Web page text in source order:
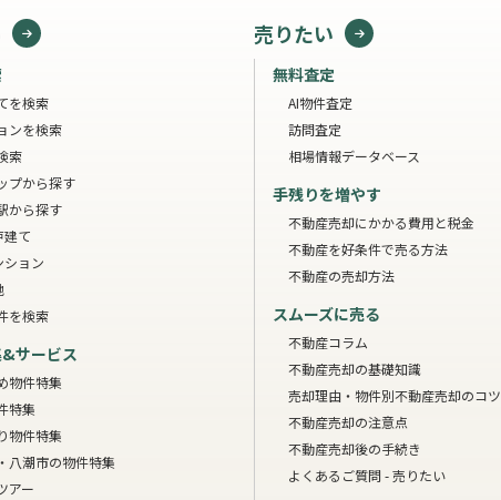
を検索
ンを検索
索
プから探す
から探す
建て
ション
を検索
サービス
物件特集
特集
物件特集
八潮市の物件特集
アー
売りたい
無料査定
AI物件査定
訪問査定
相場情報データベース
手残りを増やす
不動産売却にかかる費用と税金
不動産を好条件で売る方法
不動産の売却方法
スムーズに売る
不動産コラム
不動産売却の基礎知識
売却理由・物件別不動産売却のコツ
不動産売却の注意点
不動産売却後の手続き
よくあるご質問 - 売りたい